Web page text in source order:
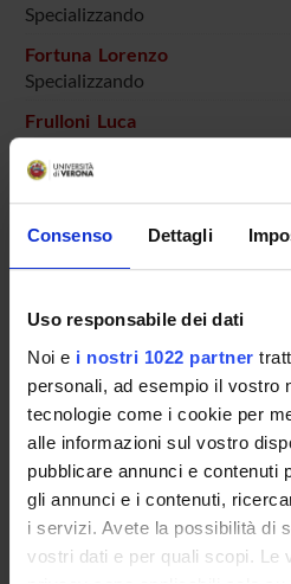
Consenso Dettagli
Uso responsabile dei dati
Noi e i nostri 1022 partner
personali, ad esempio il vostro
tecnologie come i cookie per
alle informazioni sul vostro
pubblicare annunci e contenuti
gli annunci e i contenuti,
i servizi. Avete la possibilità di
vostri dati e per quali scopi. Le
Specializzando
Fortuna Lorenzo
Specializzando
Frulloni Luca
Professore ordinario
Gatti Vittorio
Macchioni Anna
Specializzando
Mir Fakhraei Shahrzad
Specializzando
Mombelli Lucia
Specializzando
Mora Silvia Maria
Specializzando